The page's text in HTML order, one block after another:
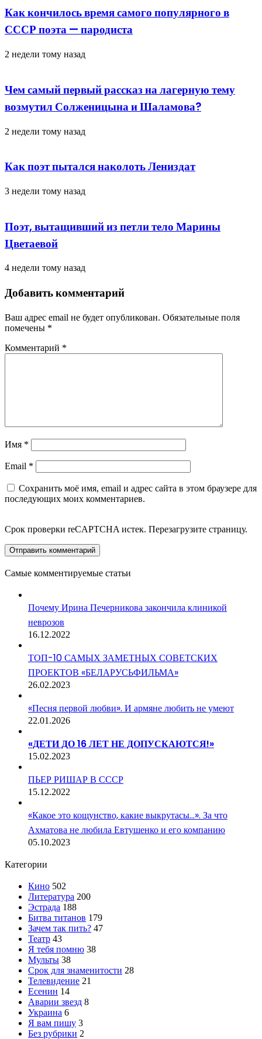
Как кончилось время самого популярного в
СССР поэта — пародиста
2 недели тому назад
Чем самый первый рассказ на лагерную тему
возмутил Солженицына и Шаламова?
2 недели тому назад
Как поэт пытался наколоть Лениздат
3 недели тому назад
Поэт, вытащивший из петли тело Марины
Цветаевой
4 недели тому назад
Добавить комментарий
Ваш адрес email не будет опубликован. Обязательные поля
помечены *
Комментарий *
Имя *
Email *
Сохранить моё имя, email и адрес сайта в этом браузере для
последующих моих комментариев.
Срок проверки reCAPTCHA истек. Перезагрузите страницу.
Самые комментируемые статьи
Почему Ирина Печерникова закончила клиникой
неврозов
16.12.2022
ТОП-10 САМЫХ ЗАМЕТНЫХ СОВЕТСКИХ
ПРОЕКТОВ «БЕЛАРУСЬФИЛЬМА»
26.02.2023
«Песня первой любви». И армяне любить не умеют
22.01.2026
«ДЕТИ ДО 16 ЛЕТ НЕ ДОПУСКАЮТСЯ!»
15.02.2023
ПЬЕР РИШАР В СССР
15.12.2022
«Какое это кощунство, какие выкрутасы…». За что
Ахматова не любила Евтушенко и его компанию
05.10.2023
Категории
Кино 502
Литература 200
Эстрада 188
Битва титанов 179
Зачем так пить? 47
Театр 43
Я тебя помню 38
Мульты 38
Срок для знаменитости 28
Телевидение 21
Есенин 14
Аварии звезд 8
Украина 6
Я вам пишу 3
Без рубрики 2